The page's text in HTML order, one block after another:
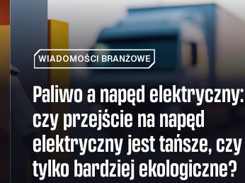
WIADOMOŚCI BRANŻOWE
Paliwo a napęd elektryczny:
czy przejście na napęd
elektryczny jest tańsze, czy
tylko bardziej ekologiczne?